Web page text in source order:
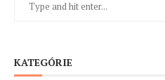
KATEGÓRIE